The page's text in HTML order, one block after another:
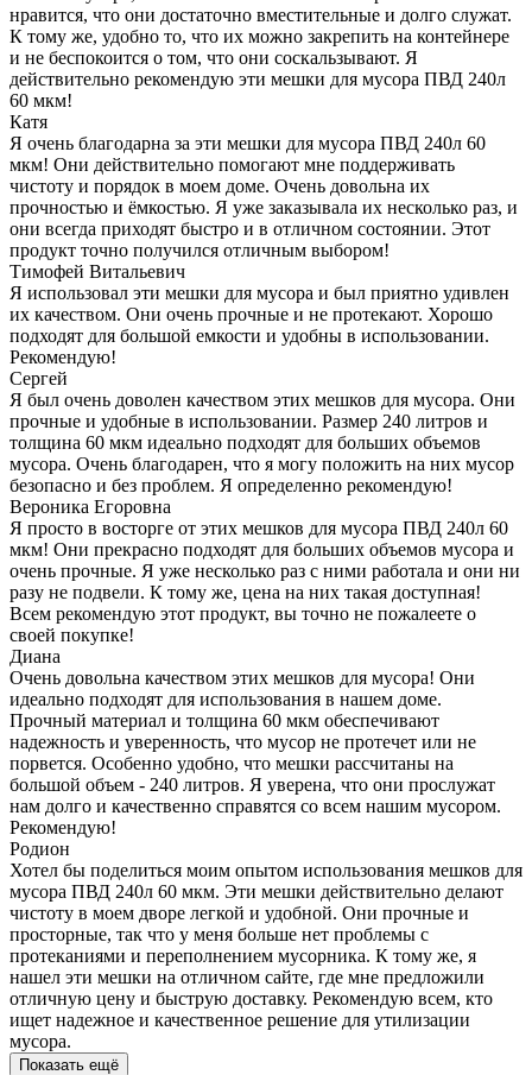
нравится, что они достаточно вместительные и долго служат.
К тому же, удобно то, что их можно закрепить на контейнере
и не беспокоится о том, что они соскальзывают. Я
действительно рекомендую эти мешки для мусора ПВД 240л
60 мкм!
Катя
Я очень благодарна за эти мешки для мусора ПВД 240л 60
мкм! Они действительно помогают мне поддерживать
чистоту и порядок в моем доме. Очень довольна их
прочностью и ёмкостью. Я уже заказывала их несколько раз, и
они всегда приходят быстро и в отличном состоянии. Этот
продукт точно получился отличным выбором!
Тимофей Витальевич
Я использовал эти мешки для мусора и был приятно удивлен
их качеством. Они очень прочные и не протекают. Хорошо
подходят для большой емкости и удобны в использовании.
Рекомендую!
Сергей
Я был очень доволен качеством этих мешков для мусора. Они
прочные и удобные в использовании. Размер 240 литров и
толщина 60 мкм идеально подходят для больших объемов
мусора. Очень благодарен, что я могу положить на них мусор
безопасно и без проблем. Я определенно рекомендую!
Вероника Егоровна
Я просто в восторге от этих мешков для мусора ПВД 240л 60
мкм! Они прекрасно подходят для больших объемов мусора и
очень прочные. Я уже несколько раз с ними работала и они ни
разу не подвели. К тому же, цена на них такая доступная!
Всем рекомендую этот продукт, вы точно не пожалеете о
своей покупке!
Диана
Очень довольна качеством этих мешков для мусора! Они
идеально подходят для использования в нашем доме.
Прочный материал и толщина 60 мкм обеспечивают
надежность и уверенность, что мусор не протечет или не
порвется. Особенно удобно, что мешки рассчитаны на
большой объем - 240 литров. Я уверена, что они прослужат
нам долго и качественно справятся со всем нашим мусором.
Рекомендую!
Родион
Хотел бы поделиться моим опытом использования мешков для
мусора ПВД 240л 60 мкм. Эти мешки действительно делают
чистоту в моем дворе легкой и удобной. Они прочные и
просторные, так что у меня больше нет проблемы с
протеканиями и переполнением мусорника. К тому же, я
нашел эти мешки на отличном сайте, где мне предложили
отличную цену и быструю доставку. Рекомендую всем, кто
ищет надежное и качественное решение для утилизации
мусора.
Показать ещё